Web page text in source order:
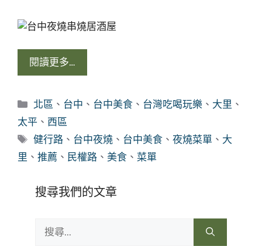
閱讀更多…
分
類
北區 、 台中 、 台中美食 、 台灣吃喝玩樂 、 大里 、
太平 、 西區
標
籤
健行路 、 台中夜燒 、 台中美食 、夜燒菜單 、 大
里 、 推薦 、 民權路 、 美食 、 菜單
搜尋我們的文章
尋: